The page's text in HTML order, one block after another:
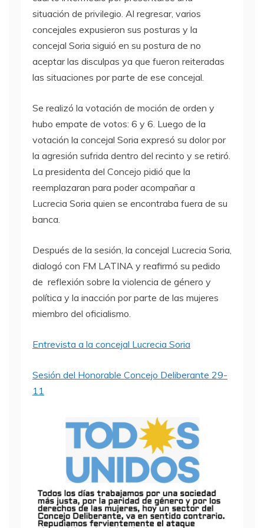
situación de privilegio. Al regresar, varios
concejales expusieron sus posturas y la
concejal Soria siguió en su postura de no
aceptar las disculpas ya que fueron reiteradas
las situaciones por parte de ese concejal.
Se realizó la votación de moción de orden y
hubo empate de votos: 6 y 6. Luego de la
votación la concejal Soria expresó su dolor por
la agresión sufrida dentro del recinto y se retiró.
La presidenta del Concejo pidió que la
reemplazaran para poder acompañar a
Lucrecia Soria quien se encontraba fuera de su
banca.
Después de la sesión, la concejal Lucrecia Soria,
dialogó con FM LATINA y reafirmó su pedido
de reflexión sobre la violencia de género y
política y la inacción por parte de las mujeres
miembro del oficialismo.
Entrevista a la concejal Lucrecia Soria
Sesión del Honorable Concejo Deliberante 29-
11